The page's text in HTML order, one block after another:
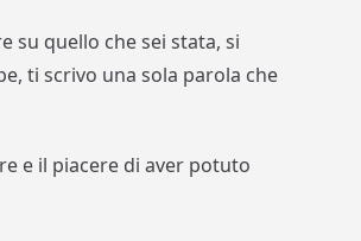
su quello che sei stata, si
ti scrivo una sola parola che
e il piacere di aver potuto